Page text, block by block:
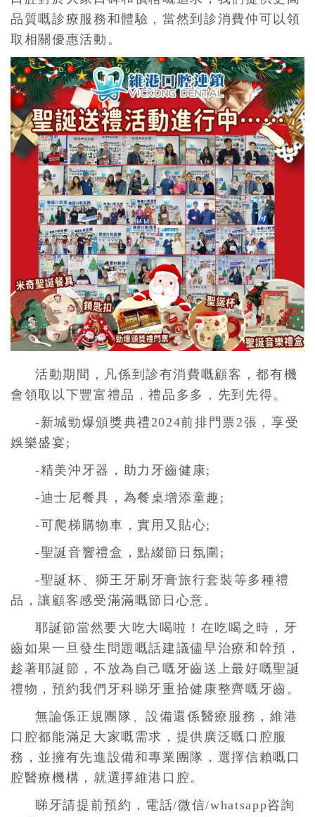
品質嘅診療服務和體驗，當然到診消費仲可以領
取相關優惠活動。
活動期間，凡係到診有消費嘅顧客，都有機
會領取以下豐富禮品，禮品多多，先到先得。
-新城勁爆頒獎典禮2024前排門票2張，享受
娛樂盛宴;
-精美沖牙器，助力牙齒健康;
-迪士尼餐具，為餐桌增添童趣;
-可爬梯購物車，實用又貼心;
-聖誕音響禮盒，點綴節日氛圍;
-聖誕杯、獅王牙刷牙膏旅行套裝等多種禮
品，讓顧客感受滿滿嘅節日心意。
耶誕節當然要大吃大喝啦！在吃喝之時，牙
齒如果一旦發生問題嘅話建議儘早治療和幹預，
趁著耶誕節，不放為自己嘅牙齒送上最好嘅聖誕
禮物，預約我們牙科睇牙重拾健康整齊嘅牙齒。
無論係正規團隊、設備還係醫療服務，維港
口腔都能滿足大家嘅需求，提供廣泛嘅口腔服
務，並擁有先進設備和專業團隊，選擇信賴嘅口
腔醫療機構，就選擇維港口腔。
睇牙請提前預約，電話/微信/whatsapp咨詢